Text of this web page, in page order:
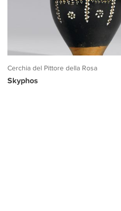
Cerchia del Pittore della Rosa
Skyphos